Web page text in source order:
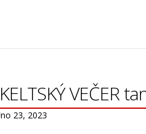
VEČER
23, 2023